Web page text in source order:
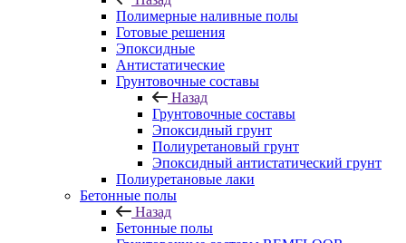
Полимерные наливные полы
Готовые решения
Эпоксидные
Антистатические
Грунтовочные составы
Назад
Грунтовочные составы
Эпоксидный грунт
Полиуретановый грунт
Эпоксидный антистатический грунт
Полиуретановые лаки
Бетонные полы
Назад
Бетонные полы